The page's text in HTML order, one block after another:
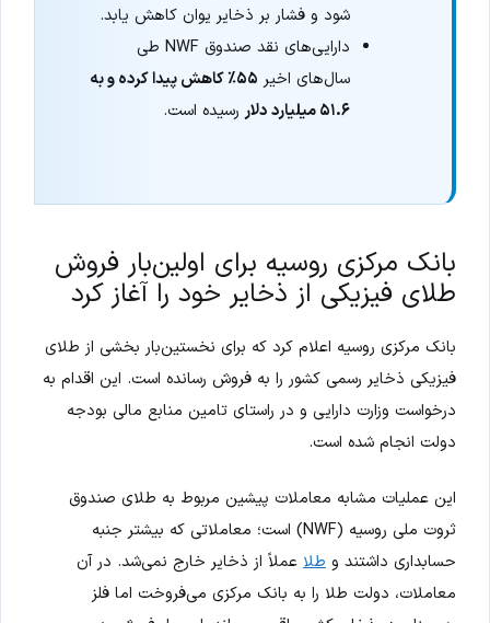
شود و فشار بر ذخایر یوان کاهش یابد.
دارایی‌های نقد صندوق NWF طی
سال‌های اخیر
۵۵٪ کاهش پیدا کرده و به
۵۱.۶ میلیارد دلار
رسیده است.
بانک مرکزی روسیه برای اولین‌بار فروش
طلای فیزیکی از ذخایر خود را آغاز کرد
بانک مرکزی روسیه اعلام کرد که برای نخستین‌بار بخشی از طلای
فیزیکی ذخایر رسمی کشور را به فروش رسانده است. این اقدام به
درخواست وزارت دارایی و در راستای تامین منابع مالی بودجه
دولت انجام شده است.
این عملیات مشابه معاملات پیشین مربوط به طلای صندوق
ثروت ملی روسیه (NWF) است؛ معاملاتی که بیشتر جنبه
حسابداری داشتند و طلا عملاً از ذخایر خارج نمی‌شد. در آن
معاملات، دولت طلا را به بانک مرکزی می‌فروخت اما فلز